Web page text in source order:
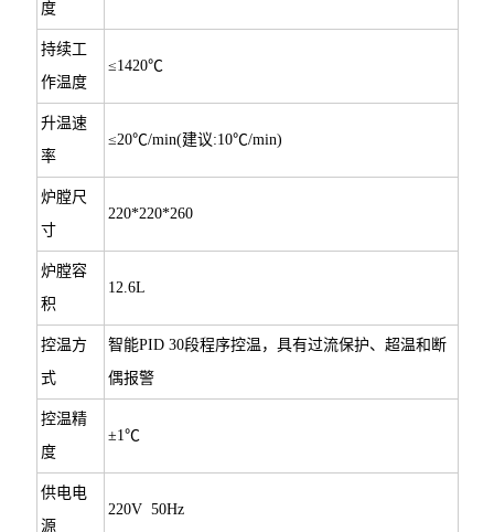
度
持续工
作温度
≤1420℃
升温速
率
≤20℃/min(建议:10℃/min)
炉膛尺
寸
220*220*260
炉膛容
积
12.6L
控温方
式
智能PID 30段程序控温，具有过流保护、超温和断
偶报警
控温精
度
±1℃
供电电
源
220V 50Hz